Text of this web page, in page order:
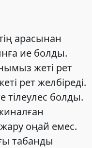
арасынан
ие болды.
жеті рет
рет желбіреді.
тілеулес болды.
оңай емес.
табанды